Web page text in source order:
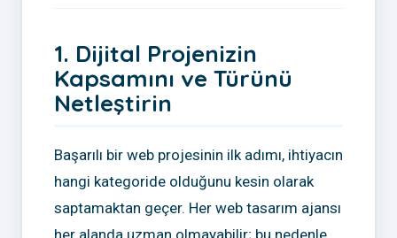
1. Dijital Projenizin
Kapsamını ve Türünü
Netleştirin
Başarılı bir web projesinin ilk adımı, ihtiyacın
hangi kategoride olduğunu kesin olarak
saptamaktan geçer. Her web tasarım ajansı